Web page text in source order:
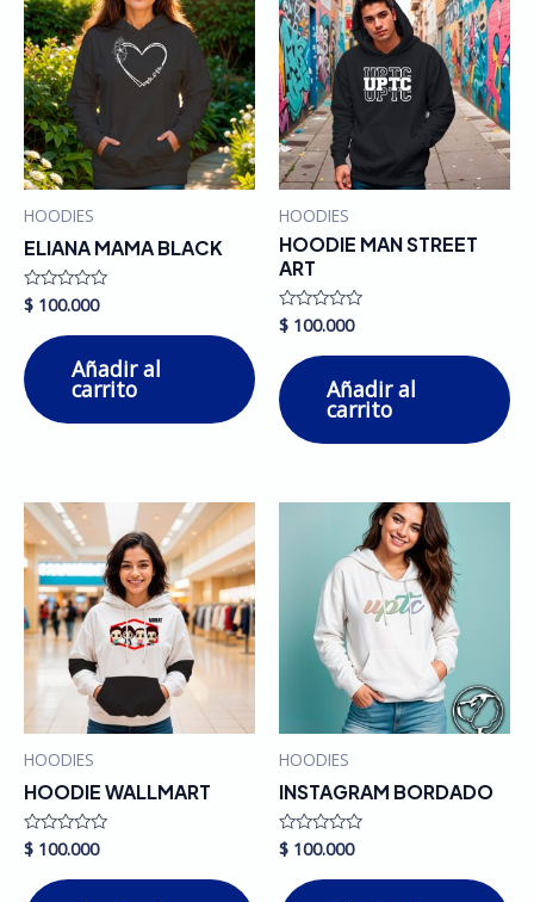
HOODIES
ELIANA MAMA BLACK
Valorado
en
de
5
$ 100.000
Añadir al
carrito
HOODIES
HOODIE MAN STREET
ART
Valorado
en
de
5
$ 100.000
Añadir al
carrito
HOODIES
HOODIE WALLMART
Valorado
en
de
$ 100.000
HOODIES
INSTAGRAM BORDADO
Valorado
en
de
$ 100.000